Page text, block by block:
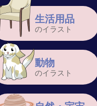
生活用品
のイラスト
動物
のイラスト